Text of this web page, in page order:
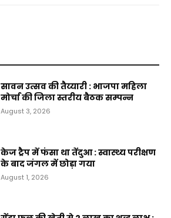
सावन उत्सव की तैय्यारी : भाजपा महिला
मोर्चा की जिला स्तरीय बैठक सम्पन्न
August 3, 2026
केज ट्रैप में फंसा था तेंदुआ : स्वास्थ्य परीक्षण
के बाद जंगल में छोड़ा गया
August 1, 2026